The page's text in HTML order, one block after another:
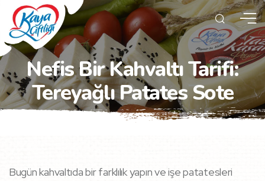
Nefis Bir Kahvaltı Tarifi:
Tereyağlı Patates Sote
Bugün kahvaltıda bir farklılık yapın ve işe patatesleri